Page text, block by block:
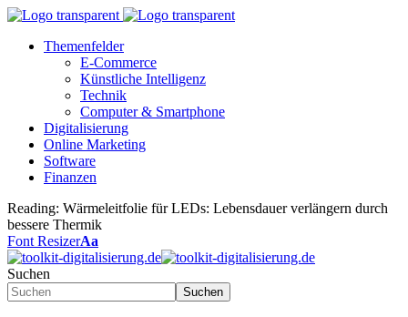
Themenfelder
E-Commerce
Künstliche Intelligenz
Technik
Computer & Smartphone
Digitalisierung
Online Marketing
Software
Finanzen
Reading: Wärmeleitfolie für LEDs: Lebensdauer verlängern durch
bessere Thermik
Font ResizerAa
Suchen